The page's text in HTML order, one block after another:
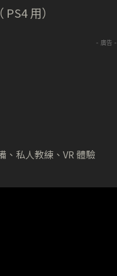
用）
- 廣告 -
私人教練、VR 體驗